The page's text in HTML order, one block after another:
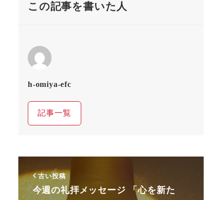
この記事を書いた人
h-omiya-efc
記事一覧
古い投稿
今週の礼拝メッセージ 「心を新た